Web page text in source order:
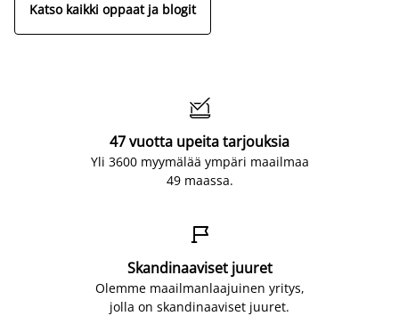
Katso kaikki oppaat ja blogit

47 vuotta upeita tarjouksia
Yli 3600 myymälää ympäri maailmaa
49 maassa.

Skandinaaviset juuret
Olemme maailmanlaajuinen yritys,
jolla on skandinaaviset juuret.